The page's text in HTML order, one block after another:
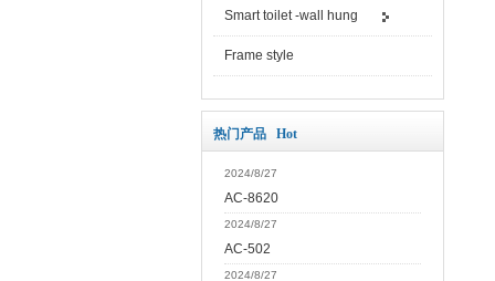
Smart toilet -wall hung
Frame style
热门产品 Hot
2024/8/27
AC-8620
2024/8/27
AC-502
2024/8/27